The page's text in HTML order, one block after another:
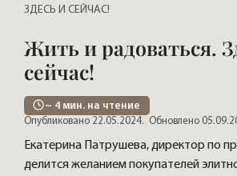
ЗДЕСЬ И СЕЙЧАС!
Жить и радоваться.
сейчас!
~ 4 мин. на чтение
Опубликовано 22.05.2024. Обновлено
Екатерина Патрушева, директор по
делится желанием покупателей